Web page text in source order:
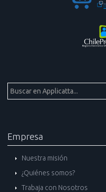
Empresa
Nuestra misión
¿Quiénes somos?
Trabaja con Nosotros